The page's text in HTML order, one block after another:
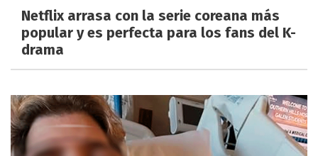
Netflix arrasa con la serie coreana más
popular y es perfecta para los fans del K-
drama